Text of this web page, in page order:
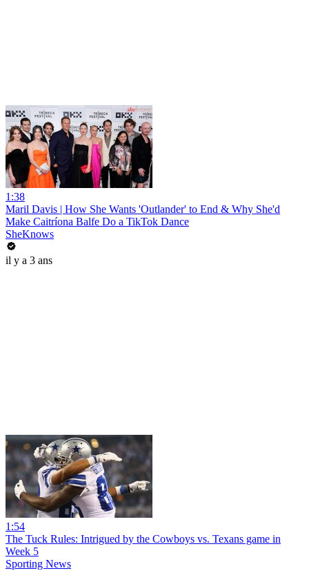
1:38
Maril Davis | How She Wants 'Outlander' to End & Why She'd
Make Caitríona Balfe Do a TikTok Dance
SheKnows
il y a 3 ans
1:54
The Tuck Rules: Intrigued by the Cowboys vs. Texans game in
Week 5
Sporting News